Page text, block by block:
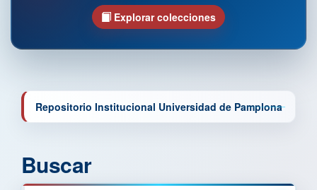
Explorar colecciones
Repositorio Institucional Universidad de Pamplona
Buscar